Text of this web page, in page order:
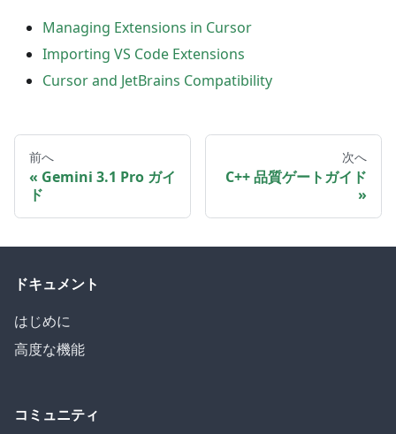
Managing Extensions in Cursor
Importing VS Code Extensions
Cursor and JetBrains Compatibility
前へ
Gemini 3.1 Pro ガイ
ド
次へ
C++ 品質ゲートガイド
ドキュメント
はじめに
高度な機能
コミュニティ